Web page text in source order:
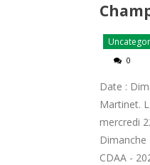
0
Date :
Martinet.
mercredi
CDAA -